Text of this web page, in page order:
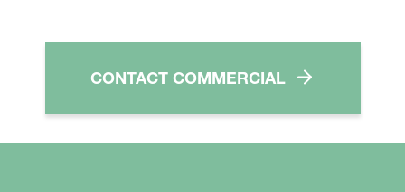
CONTACT COMMERCIAL